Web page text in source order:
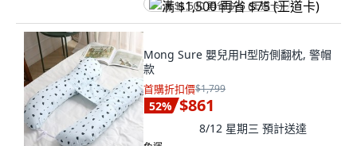
满 $1,500 再省 $75 (王道卡)
Mong Sure 嬰兒用H型防側翻枕, 警帽
款
首購折扣價$1,799
52% $861
8/12 星期三 預計送達